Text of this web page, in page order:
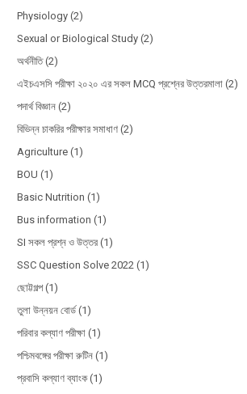
Physiology (2)
Sexual or Biological Study (2)
অর্থনীতি (2)
এইচএসসি পরীক্ষা ২০২০ এর সকল MCQ প্রশ্নের উত্তরমালা (2)
পদার্থ বিজ্ঞান (2)
বিভিন্ন চাকরির পরীক্ষার সমাধাণ (2)
Agriculture (1)
BOU (1)
Basic Nutrition (1)
Bus information (1)
SI সকল প্রশ্ন ও উত্তর (1)
SSC Question Solve 2022 (1)
ছোট্টগল্প (1)
তুলা উন্নয়ন বোর্ড (1)
পরিবার কল্যাণ পরীক্ষা (1)
পশ্চিমবঙ্গের পরীক্ষা রুটিন (1)
প্রবাসি কল্যাণ ব্যাংক (1)